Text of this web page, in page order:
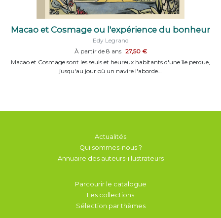
Macao et Cosmage ou l'expérience du bonheur
Edy Legrand
À partir de 8 ans 27,50 €
Macao et Cosmage sont les seuls et heureux habitants d'une île perdue,
jusqu'au jour où un navire l'aborde…
Actualités
Qui sommes-nous ?
Annuaire des auteurs-illustrateurs
Parcourir le catalogue
Les collections
Sélection par thèmes